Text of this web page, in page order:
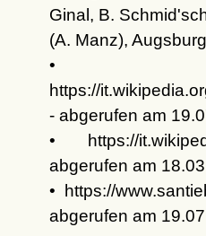
Ginal, B.
(A. Manz),
•
https://
- abgerufen am
• https://
abgerufen am
• https://
abgerufen am